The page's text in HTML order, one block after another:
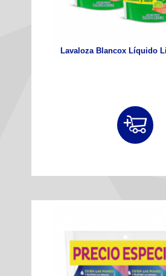
Lavaloza Blancox Líquido